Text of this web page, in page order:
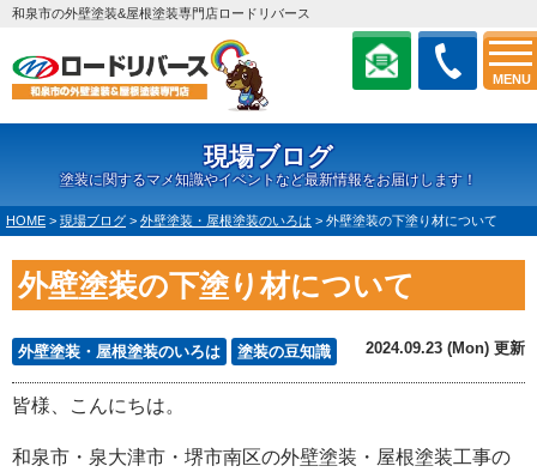
MENU
和泉市の外壁塗装&屋根塗装専門店ロードリバース
現場ブログ
塗装に関するマメ知識やイベントなど最新情報をお届けします！
HOME > 現場ブログ > 外壁塗装・屋根塗装のいろは > 外壁塗装の下塗り材について
外壁塗装の下塗り材について
外壁塗装・屋根塗装のいろは 塗装の豆知識 2024.09.23 (Mon) 更新
皆様、こんにちは。
和泉市・泉大津市・堺市南区の外壁塗装・屋根塗装工事の